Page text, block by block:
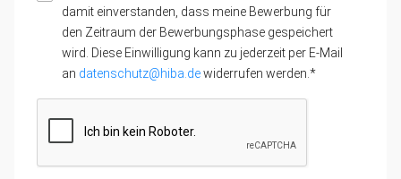
damit einverstanden, dass meine Bewerbung für
den Zeitraum der Bewerbungsphase gespeichert
wird. Diese Einwilligung kann zu jederzeit per E-Mail
an datenschutz@hiba.dewiderrufen werden.*